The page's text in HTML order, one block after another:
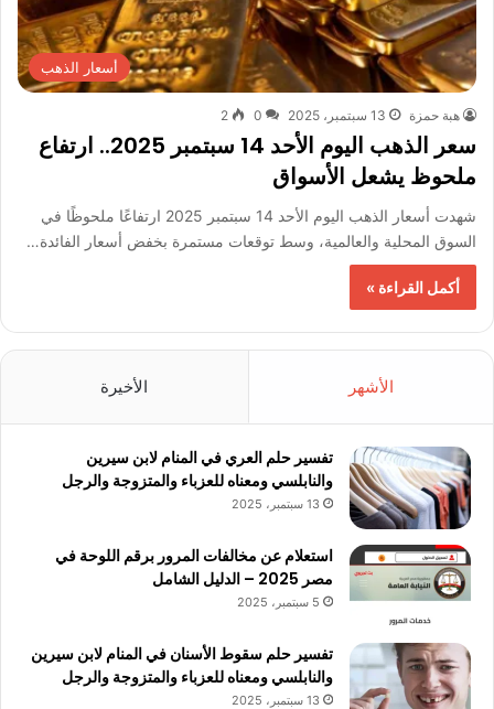
أسعار الذهب
هبة حمزة 13 سبتمبر، 2025 0
2
سعر الذهب اليوم الأحد 14 سبتمبر 2025.. ارتفاع
ملحوظ يشعل الأسواق
شهدت أسعار الذهب اليوم الأحد 14 سبتمبر 2025 ارتفاعًا ملحوظًا في
السوق المحلية والعالمية، وسط توقعات مستمرة بخفض أسعار الفائدة…
أكمل القراءة »
الأشهر الأخيرة
تفسير حلم العري في المنام لابن سيرين
والنابلسي ومعناه للعزباء والمتزوجة والرجل
13 سبتمبر، 2025
استعلام عن مخالفات المرور برقم اللوحة في
مصر 2025 – الدليل الشامل
5 سبتمبر، 2025
تفسير حلم سقوط الأسنان في المنام لابن سيرين
والنابلسي ومعناه للعزباء والمتزوجة والرجل
13 سبتمبر، 2025